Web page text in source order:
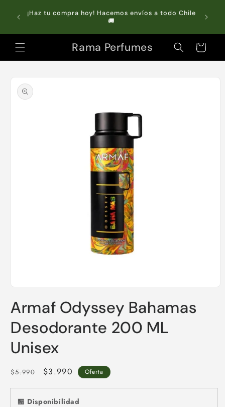
directamente
al contenido
Chile Compra online y retira GRATIS en tienda 🏬
Rama Perfumes Carrito
a la
información
multimedia
1
en
una
ventana
modal
Armaf Odyssey Bahamas
Desodorante 200 ML
Unisex
Precio
$5.990
Precio
oferta
$3.990 Oferta
🏪 Disponibilidad